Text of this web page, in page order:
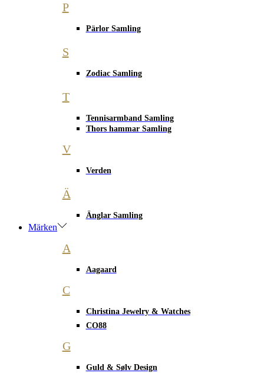
P
Pärlor Samling
S
Zodiac Samling
T
Tennisarmband Samling
Thors hammar Samling
V
Verden
Ä
Änglar Samling
Märken
A
Aagaard
C
Christina Jewelry & Watches
CO88
G
Guld & Sølv Design